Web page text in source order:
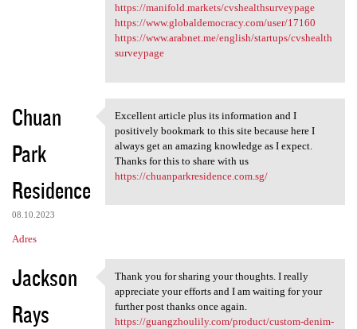
https://manifold.markets/cvshealthsurveypage
https://www.globaldemocracy.com/user/17160
https://www.arabnet.me/english/startups/cvshealth
surveypage
Chuan
Park
Residence
08.10.2023
Adres
Excellent article plus its
Excellent article plus its information and I
positively bookmark to this site because here I
always get an amazing knowledge as I expect.
Thanks for this to share with us
https://chuanparkresidence.com.sg/
Jackson
Rays
Thank you for sharing your
Thank you for sharing your thoughts. I really
appreciate your efforts and I am waiting for your
further post thanks once again.
https://guangzhoulily.com/product/custom-denim-